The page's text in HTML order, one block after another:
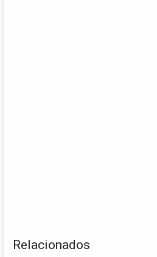
Relacionados